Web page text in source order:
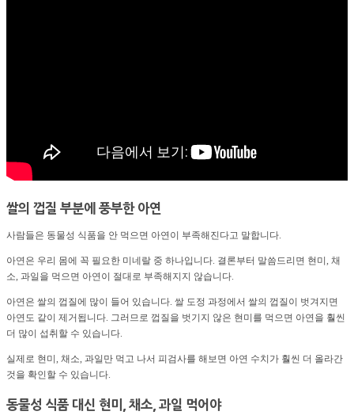
쌀의 껍질 부분에 풍부한 아연
사람들은 동물성 식품을 안 먹으면 아연이 부족해진다고 말합니다.
아연은 우리 몸에 꼭 필요한 미네랄 중 하나입니다. 결론부터 말씀드리면 현미, 채
소, 과일을 먹으면 아연이 절대로 부족해지지 않습니다.
아연은 쌀의 껍질에 많이 들어 있습니다. 쌀 도정 과정에서 쌀의 껍질이 벗겨지면
아연도 같이 제거됩니다. 그러므로 껍질을 벗기지 않은 현미를 먹으면 아연을 훨씬
더 많이 섭취할 수 있습니다.
실제로 현미, 채소, 과일만 먹고 나서 피검사를 해보면 아연 수치가 훨씬 더 올라간
것을 확인할 수 있습니다.
동물성 식품 대신 현미, 채소, 과일 먹어야